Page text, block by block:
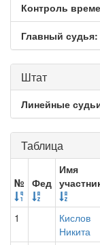
Контроль
Главный судья:
Штат
Линейные
Таблица
№ Фед
Имя
1
Кислов
Никита